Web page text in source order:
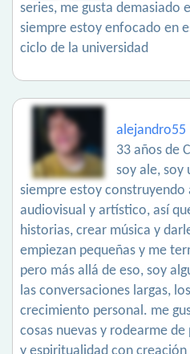
series, me gusta demasiado
siempre estoy enfocado en
ciclo de la universidad
alejandro55
33 años de
soy ale, soy
siempre estoy
audiovisual y artístico, así
historias, crear música y
empiezan pequeñas y me
pero más allá de eso, soy
las conversaciones largas,
crecimiento personal. me
cosas nuevas y rodearme de